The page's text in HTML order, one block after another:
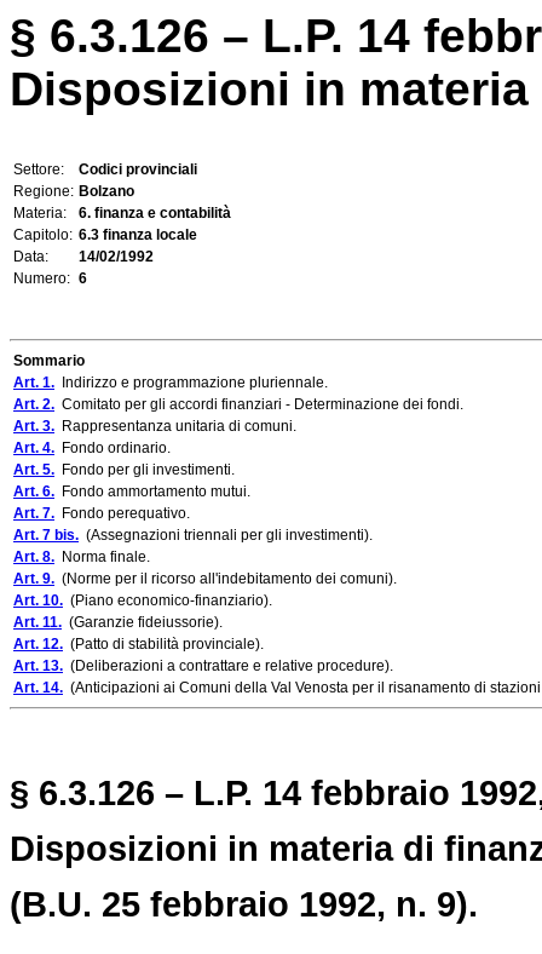
§ 6.3.126 – L.P. 14
Disposizioni in
Settore:
Codici provinciali
Regione: Bolzano
Materia:
6. finanza e contabilità
Capitolo: 6.3 finanza locale
Data:
14/02/1992
Numero: 6
Sommario
Art. 1. Indirizzo e programmazione pluriennale.
Art. 2. Comitato per gli accordi finanziari - Determinazione dei fondi.
Art. 3. Rappresentanza unitaria di comuni.
Art. 4. Fondo ordinario.
Art. 5. Fondo per gli investimenti.
Art. 6. Fondo ammortamento mutui.
Art. 7. Fondo perequativo.
Art. 7 bis. (Assegnazioni triennali per gli investimenti).
Art. 8. Norma finale.
Art. 9. (Norme per il ricorso all'indebitamento dei comuni).
Art. 10. (Piano economico-finanziario).
Art. 11. (Garanzie fideiussorie).
Art. 12. (Patto di stabilità provinciale).
Art. 13. (Deliberazioni a contrattare e relative procedure).
Art. 14. (Anticipazioni ai Comuni della Val Venosta per il risanamento di
§ 6.3.126 – L.P. 14 febbraio
Disposizioni in materia di
(B.U. 25 febbraio 1992, n. 9).